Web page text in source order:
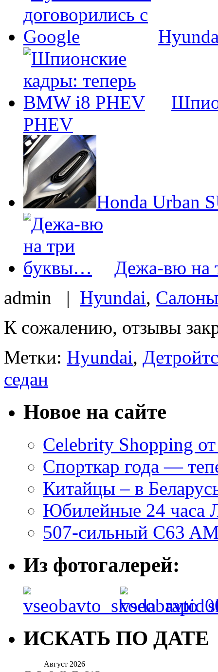
PHEV
Honda Urban
Дежа-вю на
admin | Hyundai,
К сожалению, отзывы
Метки: Hyundai,
седан
Новое на сайте
Celebrity Shopping
Спорткар года —
Китайцы – в
Юбилейные 24 часа
507-сильный C63
Из фотогалерей:
ИСКАТЬ ПО ДАТЕ
Август 2026